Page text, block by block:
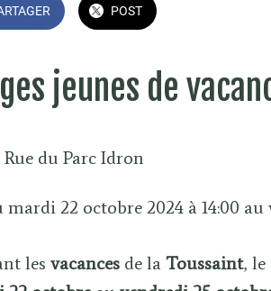
POST
jeunes de
Rue du Parc Idron
mardi 22 octobre 2024 à 14:00
les vacances de la Toussaint, le